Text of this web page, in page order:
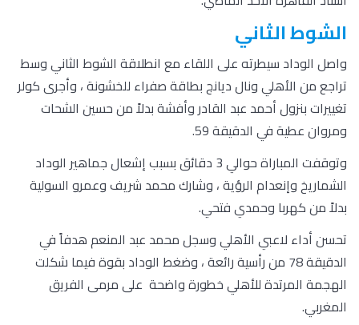
الشوط الثاني
واصل الوداد سيطرته على اللقاء مع انطلاقة الشوط الثاني وسط
تراجع من الأهلي ونال ديانج بطاقة صفراء للخشونة ، وأجرى كولر
تغييرات بنزول أحمد عبد القادر وأفشة بدلاً من حسين الشحات
ومروان عطية في الدقيقة 59.
وتوقفت المباراة حوالي 3 دقائق بسبب إشعال جماهير الوداد
الشماريخ وإنعدام الرؤية ، وشارك محمد شريف وعمرو السولية
بدلاً من كهربا وحمدي فتحي.
تحسن أداء لاعبي الأهلي وسجل محمد عبد المنعم هدفاً في
الدقيقة 78 من رأسية رائعة ، وضغط الوداد بقوة فيما شكلت
الهجمة المرتدة للأهلي خطورة واضحة على مرمى الفريق
المغربي.